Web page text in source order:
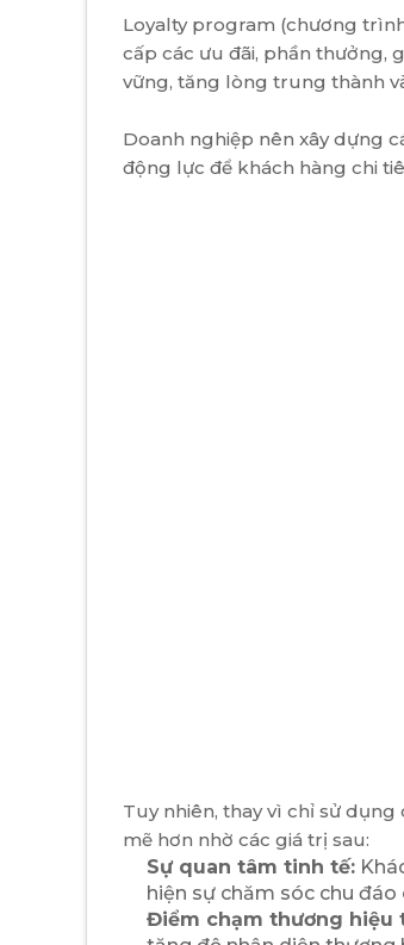
Loyalty program (chương
cấp các ưu đãi, phần thưởng,
vững, tăng lòng trung thành
Doanh nghiệp nên xây dựng
động lực để khách hàng chi
Tuy nhiên, thay vì chỉ sử
mẽ hơn nhờ các giá trị sau:
Sự quan tâm tinh tế:
hiện sự chăm sóc chu
Điểm chạm thương hiệu